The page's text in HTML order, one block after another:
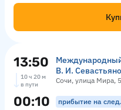
13:50
В. И.
Сочи, улица Мира,
10 ч 20 м
в пути
00:10 прибытие на